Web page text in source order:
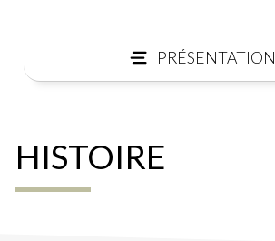
PRÉSENTATION
HISTOIRE